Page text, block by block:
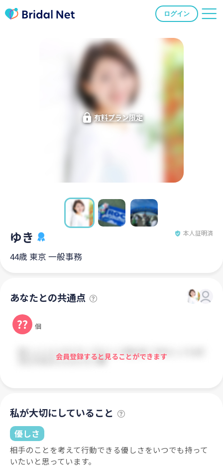
ログイン
有料プラン限定
ゆき 本人証明済
44歳 東京 一般事務
あなたとの共通点
?? 個
会員登録すると見ることができます
私が大切にしていること
優しさ
相手のことを考えて行動できる優しさをいつでも持って
いたいと思っています。